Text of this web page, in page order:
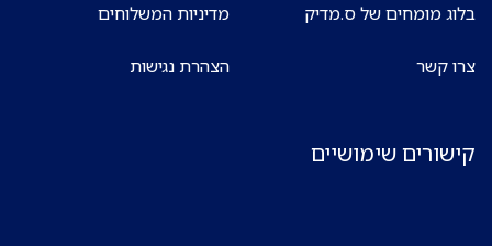
בלוג מומחים של ס.מדיק
צרו קשר
מדיניות המשלוחים
הצהרת נגישות
קישורים שימושיים